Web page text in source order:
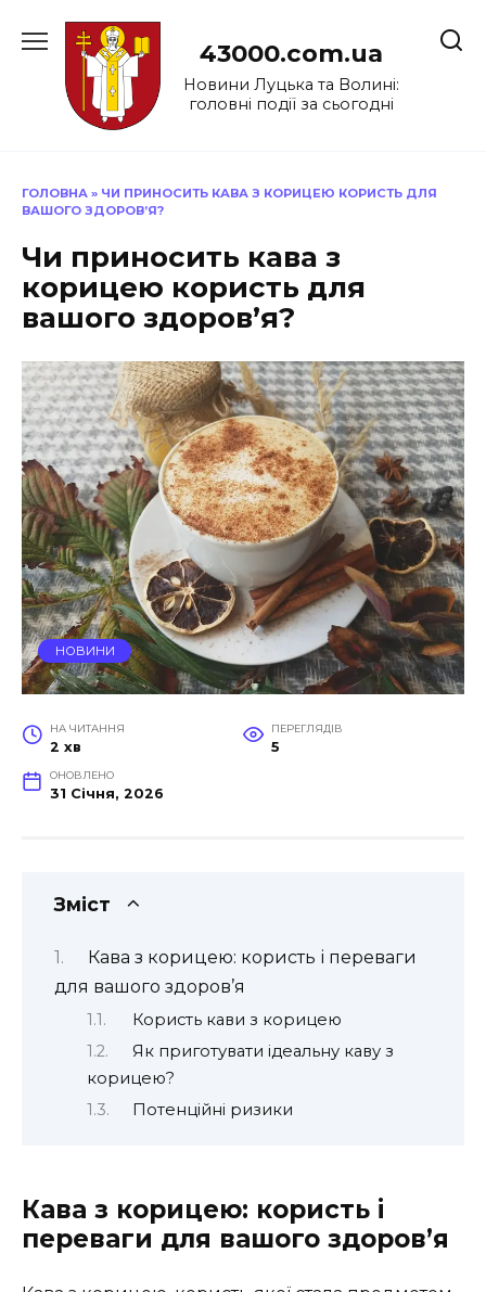
до
43000.com.ua
Новини Луцька та Волині:
головні події за сьогодні
ГОЛОВНА » ЧИ ПРИНОСИТЬ КАВА З КОРИЦЕЮ КОРИСТЬ ДЛЯ
ВАШОГО ЗДОРОВ’Я?
Чи приносить кава з
корицею користь для
вашого здоров’я?
НОВИНИ
НА ЧИТАННЯ
2 хв
ПЕРЕГЛЯДІВ
5
ОНОВЛЕНО
31 Січня, 2026
Зміст
Кава з корицею: користь і переваги
для вашого здоров’я
Користь кави з корицею
Як приготувати ідеальну каву з
корицею?
Потенційні ризики
Кава з корицею: користь і
переваги для вашого здоров’я